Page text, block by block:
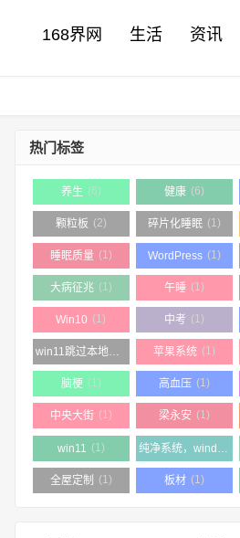
168界网 生活 资讯
热门标签
养生 (6) 健康 (6)
颗粒板 (2) 碎片化睡眠 (1)
睡眠质量 (1) WordPress (1)
大病征兆 (1) 午睡 (1)
Win10 (1) 中考 (1)
win11跳过本地帐户 苹果系统 (1)
脑梗 (1) 高血压 (1)
中央大街 (1) 梁永安 (1)
win11 (1)
全屋定制 (1) 板材 (1)